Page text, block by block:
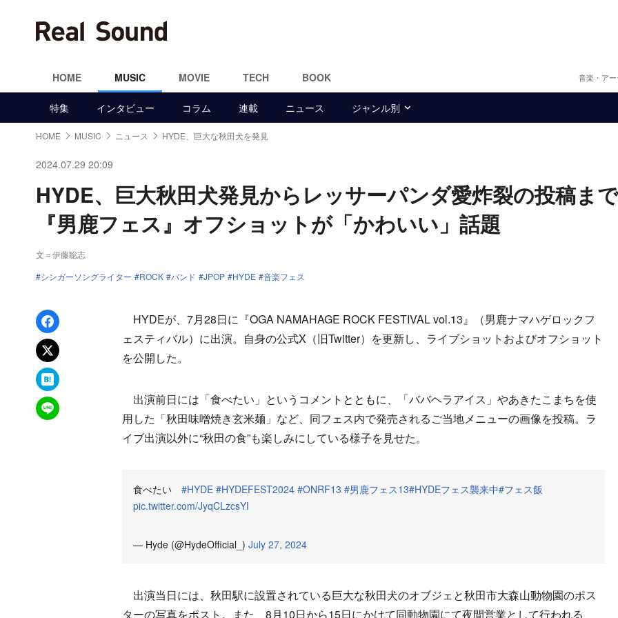
HOME MUSIC MOVIE TECH BOOK 音楽・ア
特集 インタビュー コラム 連載 ニュース ジャンル別
HOME MUSIC ニュース HYDE、巨大な秋田犬を発見
2024.07.29 20:09
HYDE、巨大秋田犬発見からレッサーパンダ愛炸裂の投稿ま
『男鹿フェス』オフショットが「かわいい」話題
文＝伊藤聡志
シンガーソングライター
ROCK バンド JPOP HYDE 音楽フェス
Facebookでシェア
xでポスト
はてなブックマーク
LINEで送る
HYDEが、7月28日に『OGA NAMAHAGE ROCK FESTIVAL vol.13』（男鹿ナマハゲロックフ
ェスティバル）に出演。自身の公式X（旧Twitter）を更新し、ライブショットおよびオフショット
を公開した。
出演前日には「食べたい」というコメントとともに、「ババヘラアイス」やあきたこまちを使
用した「秋田味噌焼き玄米麺」など、同フェス内で発売されるご当地メニューの画像を投稿。ラ
イブ出演以外に“秋田の食”も楽しみにしている様子を見せた。
食べたい #HYDE #HYDEFEST2024 #ONRF13 #男鹿フェス13#HYDEフェス襲来中#フェス飯
pic.twitter.com/JyqCLzcsYI
— Hyde (@HydeOfficial_) July 27, 2024
出演当日には、秋田駅に設置されている巨大な秋田犬のオブジェと秋田市大森山動物園のポス
ターの写真をポスト。また、8月10日から15日にかけて同動物園にて夜間営業として行われる